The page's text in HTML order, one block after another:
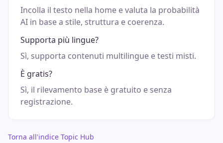
Incolla il testo nella home e valuta la probabilità
AI in base a stile, struttura e coerenza.
Supporta più lingue?
Sì, supporta contenuti multilingue e testi misti.
È gratis?
Sì, il rilevamento base è gratuito e senza
registrazione.
Torna all'indice Topic Hub